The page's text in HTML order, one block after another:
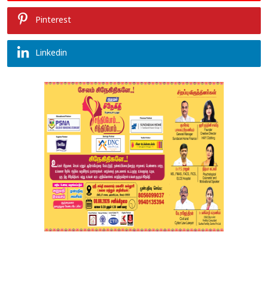
Pinterest
Linkedin